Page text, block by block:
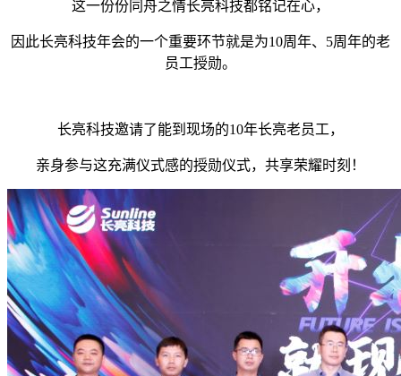
这一份份同舟之情长亮科技都铭记在心，
因此长亮科技年会的一个重要环节就是为10周年、5周年的老
员工授勋。
长亮科技邀请了能到现场的10年长亮老员工，
亲身参与这充满仪式感的授勋仪式，共享荣耀时刻！